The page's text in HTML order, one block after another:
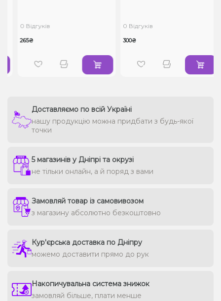
0 Відгуків
265₴
0 Відгуків
300₴
Доставляємо по всій Україні
нашу продукцію можна придбати з будь-якої
точки
5 магазинів у Дніпрі та окрузі
не тільки онлайн, а й поряд з вами
Замовляй товар із самовивозом
з магазину абсолютно безкоштовно
Кур'єрська доставка по Дніпру
можемо доставити прямо до рук
Накопичувальна система знижок
замовляй більше, плати менше